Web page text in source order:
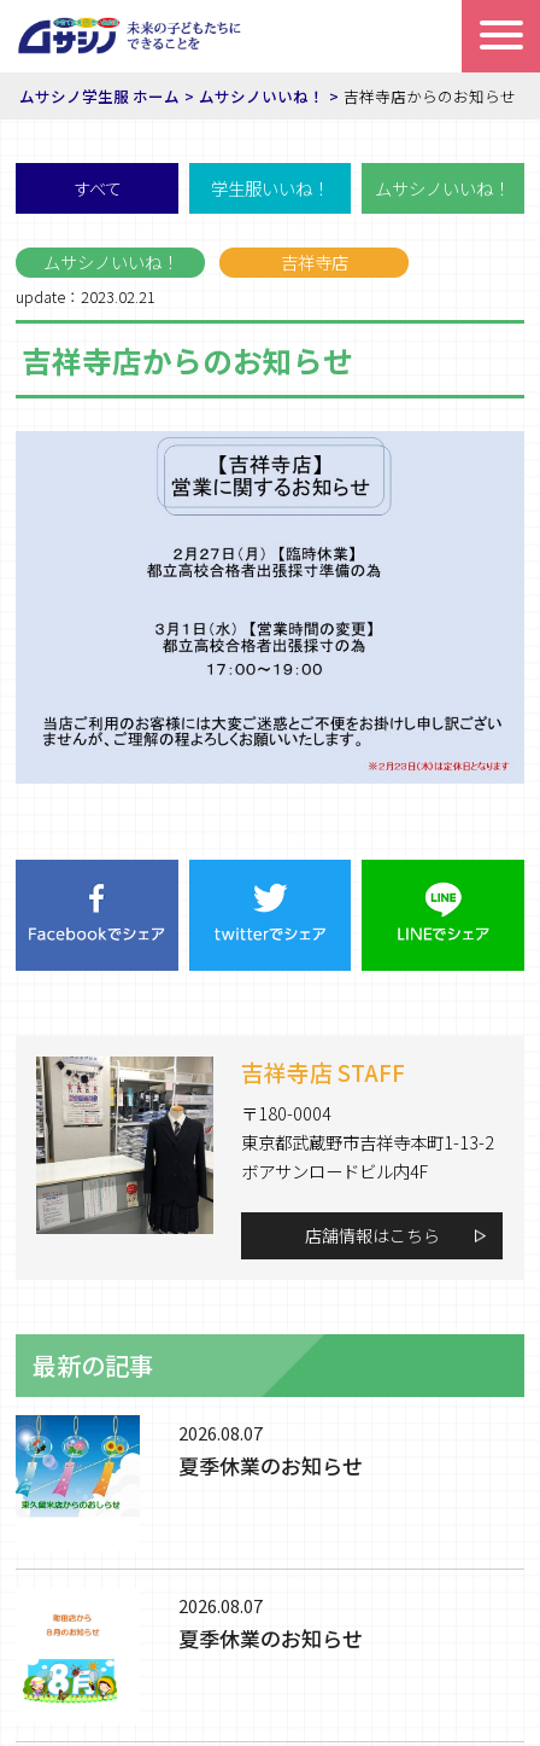
ムサシノ学生服 ホーム ムサシノいいね！ 吉祥寺店からのお知らせ
すべて 学生服いいね！ ムサシノいいね！
ムサシノいいね！ 吉祥寺店
update：2023.02.21
吉祥寺店からのお知らせ
吉祥寺店 STAFF
〒180-0004
東京都武蔵野市吉祥寺本町1-13-2
ボアサンロードビル内4F
店舗情報はこちら
最新の記事
2026.08.07
夏季休業のお知らせ
2026.08.07
夏季休業のお知らせ